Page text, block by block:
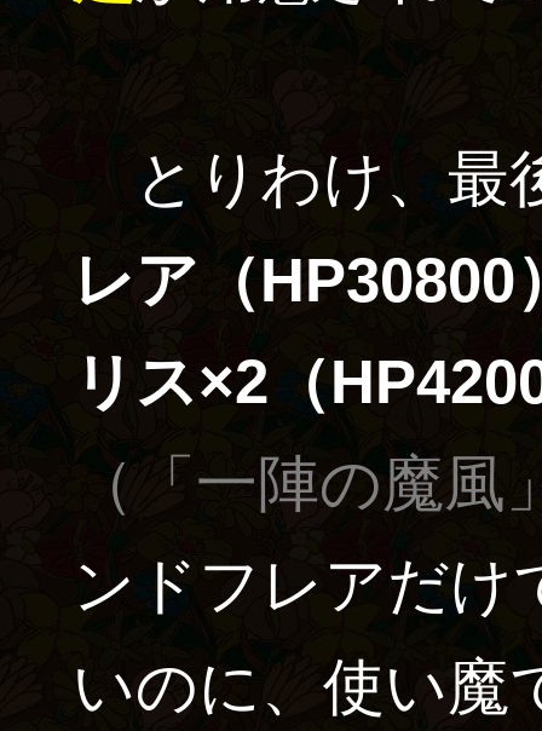
とりわけ、最
レア（
リス×2（
（「一陣の魔風
ンドフレアだけ
いのに、使い魔